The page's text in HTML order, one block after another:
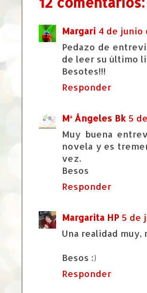
Margari 4 de junio
Pedazo de
de leer su último
Besotes!!!
Responder
Mª Ángeles Bk 5
Muy buena
novela y es
vez.
Besos
Responder
Margarita HP 5 de
Una realidad muy,
Besos :)
Responder